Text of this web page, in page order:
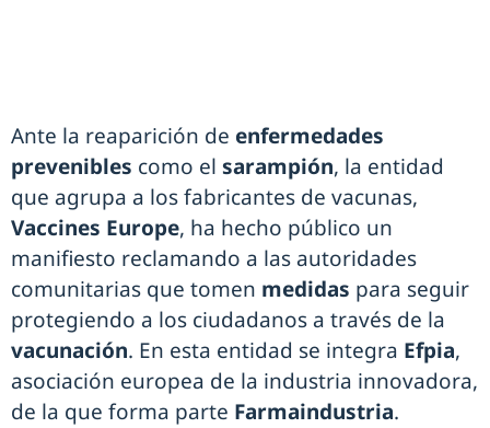
Ante la reaparición de enfermedades
prevenibles como el sarampión, la entidad
que agrupa a los fabricantes de vacunas,
Vaccines Europe, ha hecho público un
manifiesto reclamando a las autoridades
comunitarias que tomen medidas para seguir
protegiendo a los ciudadanos a través de la
vacunación. En esta entidad se integra Efpia,
asociación europea de la industria innovadora,
de la que forma parte Farmaindustria.